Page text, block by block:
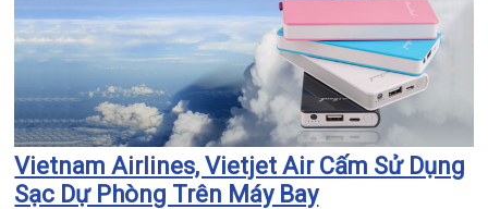
Vietnam Airlines, Vietjet Air Cấm Sử Dụng
Sạc Dự Phòng Trên Máy Bay